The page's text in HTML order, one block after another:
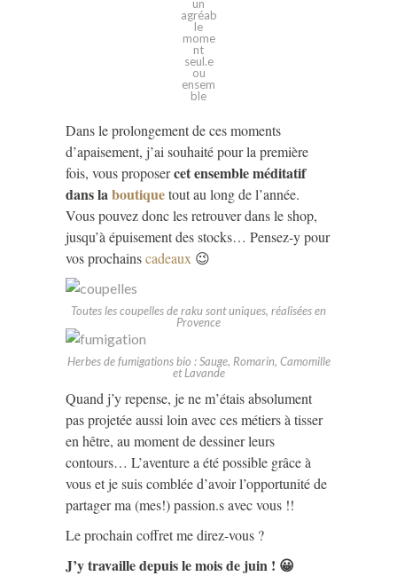
un
agréab
le
mome
nt
seul.e
ou
ensem
ble
Dans le prolongement de ces moments
d’apaisement, j’ai souhaité pour la première
fois, vous proposercet ensemble méditatif
dans laboutiquetout au long de l’année.
Vous pouvez donc les retrouver dans le shop,
jusqu’à épuisement des stocks… Pensez-y pour
vos prochainscadeaux 😉
Toutes les coupelles de raku sont uniques, réalisées en
Provence
Herbes de fumigations bio : Sauge, Romarin, Camomille
et Lavande
Quand j’y repense, je ne m’étais absolument
pas projetée aussi loin avec ces métiers à tisser
en hêtre, au moment de dessiner leurs
contours… L’aventure a été possible grâce à
vous et je suis comblée d’avoir l’opportunité de
partager ma (mes!) passion.s avec vous !!
Le prochain coffret me direz-vous ?
J’y travaille depuis le mois de juin ! 😀